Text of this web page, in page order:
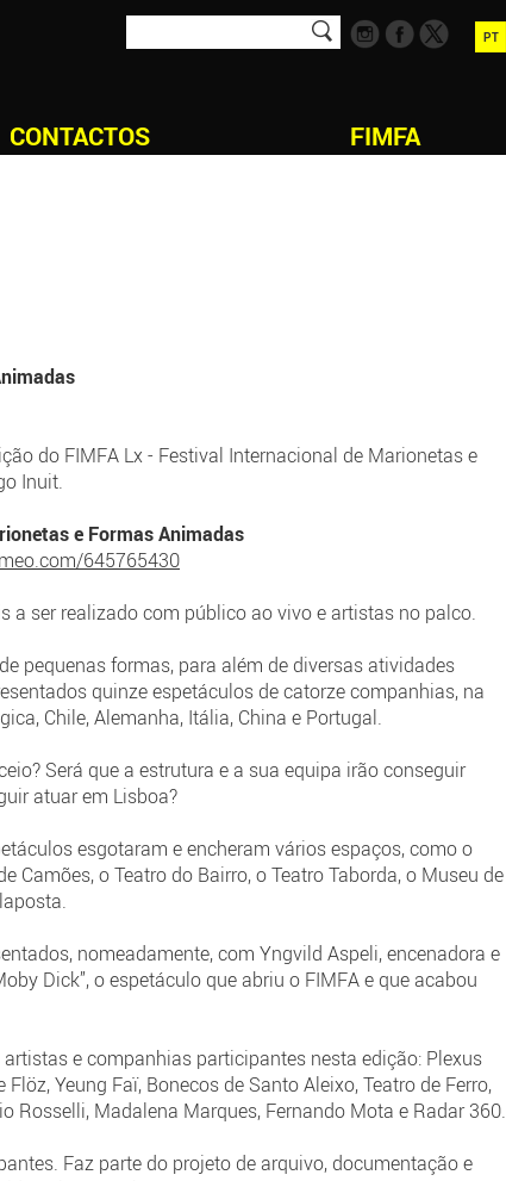
CONTACTOS FIMFA
PT
do FIMFA Lx - Festival Internacional de Marionetas e
Inuit.
e Formas Animadas
645765430
a ser realizado com público ao vivo e artistas no palco.
pequenas formas, para além de diversas atividades
quinze espetáculos de catorze companhias, na
Chile, Alemanha, Itália, China e Portugal.
Será que a estrutura e a sua equipa irão conseguir
atuar em Lisboa?
esgotaram e encheram vários espaços, como o
Camões, o Teatro do Bairro, o Teatro Taborda, o Museu de
nomeadamente, com Yngvild Aspeli, encenadora e
Dick”, o espetáculo que abriu o FIMFA e que acabou
e companhias participantes nesta edição: Plexus
Yeung Faï, Bonecos de Santo Aleixo, Teatro de Ferro,
Rosselli, Madalena Marques, Fernando Mota e Radar 360.
Faz parte do projeto de arquivo, documentação e